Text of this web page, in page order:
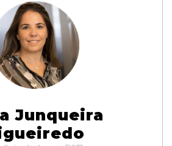
Junqueira